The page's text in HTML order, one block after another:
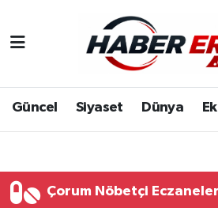
Güncel Siyaset Dünya
Çorum Nöbetçi Eczaneler